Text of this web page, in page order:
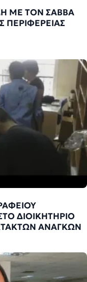
ΜΕ ΤΟΝ ΣΑΒΒΑ
ΠΕΡΙΦΕΡΕΙΑΣ
ΔΙΟΙΚΗΤΗΡΙΟ
ΑΝΑΓΚΩΝ